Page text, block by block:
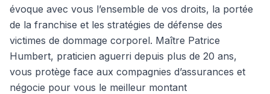
évoque avec vous l’ensemble de vos droits, la portée
de la franchise et les stratégies de défense des
victimes de dommage corporel. Maître Patrice
Humbert, praticien aguerri depuis plus de 20 ans,
vous protège face aux compagnies d’assurances et
négocie pour vous le meilleur montant